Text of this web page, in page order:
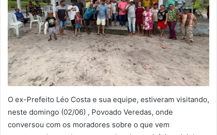
O ex-Prefeito Léo Costa e sua equipe, estiveram visitando,
neste domingo (02/06) , Povoado Veredas, onde
conversou com os moradores sobre o que vem